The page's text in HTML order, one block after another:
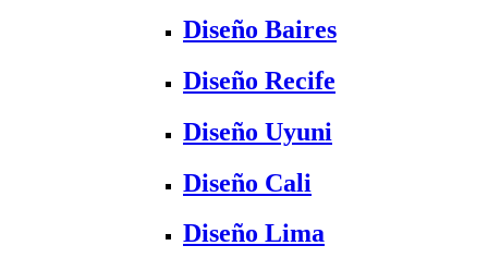
Diseño Baires
Diseño Recife
Diseño Uyuni
Diseño Cali
Diseño Lima